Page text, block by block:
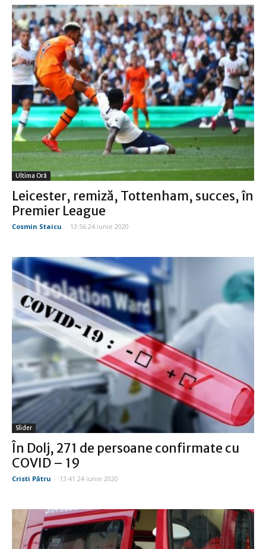
Ultima Oră
Leicester, remiză, Tottenham, succes, în
Premier League
Cosmin Staicu - 13:56 24 iunie 2020
Slider
În Dolj, 271 de persoane confirmate cu
COVID – 19
Cristi Pătru - 13:41 24 iunie 2020